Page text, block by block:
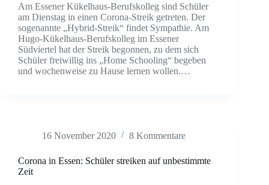
Am Essener Kükelhaus-Berufskolleg sind Schüler
am Dienstag in einen Corona-Streik getreten. Der
sogenannte „Hybrid-Streik“ findet Sympathie. Am
Hugo-Kükelhaus-Berufskolleg im Essener
Südviertel hat der Streik begonnen, zu dem sich
Schüler freiwillig ins „Home Schooling“ begeben
und wochenweise zu Hause lernen wollen.…
16 November 2020 8 Kommentare
Corona in Essen: Schüler streiken auf unbestimmte
Zeit